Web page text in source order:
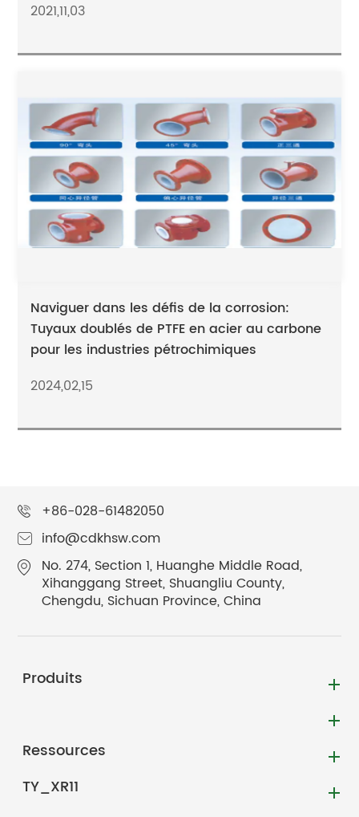
2021,11,03
Naviguer dans les défis de la corrosion:
Tuyaux doublés de PTFE en acier au carbone
pour les industries pétrochimiques
2024,02,15
+86-028-61482050
info@cdkhsw.com
No. 274, Section 1, Huanghe Middle Road,
Xihanggang Street, Shuangliu County,
Chengdu, Sichuan Province, China
Produits
Ressources
TY_XR11